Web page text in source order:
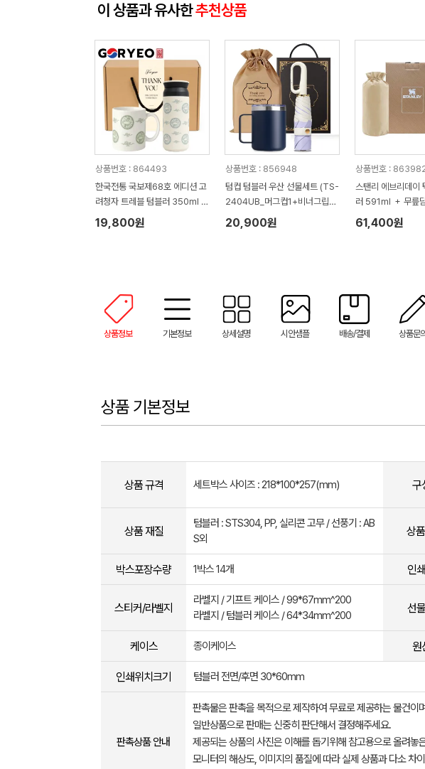
이 상품과 유사한추천상품
상품번호 : 864493
한국전통 국보제68호 에디션 고
려청자 트레블 텀블러 350ml 도
자기 머그 기프팅
19,800원
상품번호 : 856948
텀컵 텀블러 우산 선물세트 (TS-
2404UB_머그컵1+비너그립미
니우산1)
20,900원
상품번호 :
스탠리 에브리데이
러 591ml ＋ 무릎
세트
61,400원
상품정보 기본정보 상세설명 시안샘플 배송/결제 상품문의
상품 기본정보
상품 규격 세트박스 사이즈 : 218*100*257(mm) 구
상품 재질
텀블러 : STS304, PP, 실리콘 고무 / 선풍기 : AB
S외
상
박스포장수량 1박스 14개 인
스티커/라벨지
라벨지 / 기프트 케이스 / 99*67mm^200
라벨지 / 텀블러 케이스 / 64*34mm^200
선
케이스 종이케이스 원
인쇄위치크기 텀블러 전면/후면 30*60mm
판촉상품 안내
판촉물은 판촉을 목적으로 제작하여 무료로 제공하는 물건이며
일반상품으로 판매는 신중히 판단해서 결정해주세요.
제공되는 상품의 사진은 이해를 돕기위해 참고용으로 올려놓
모니터의 해상도, 이미지의 품질에 따라 실제 상품과 다소 차